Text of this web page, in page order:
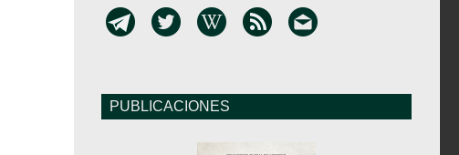
PUBLICACIONES